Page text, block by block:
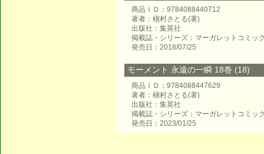
商品ＩＤ：9784088440712
著者：槇村さとる(著)
出版社：集英社
掲載誌・シリーズ：マーガレットコミッ
発売日：2018/07/25
モーメント 永遠の一瞬 18巻 (18)
商品ＩＤ：9784088447629
著者：槇村さとる(著)
出版社：集英社
掲載誌・シリーズ：マーガレットコミッ
発売日：2023/01/25